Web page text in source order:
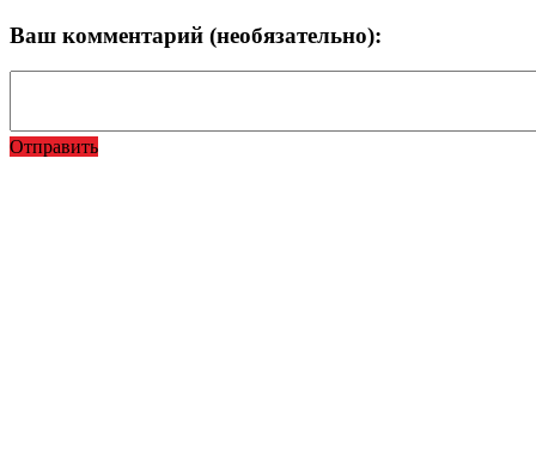
Ваш комментарий (необязательно):
Отправить